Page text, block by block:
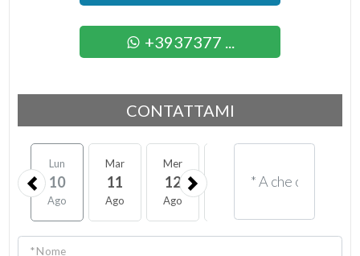
+3937377 ...
CONTATTAMI
Lun
10
Ago
Mar
11
Ago
Mer
12
Ago
14
* Nome